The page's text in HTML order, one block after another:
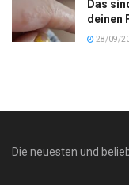
Das
deinen
28/09/
Die neuesten und